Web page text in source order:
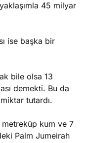
45 milyar
ise başka bir
bile olsa 13
demekti. Bu da
tutardı.
metreküp kum ve 7
Palm Jumeirah